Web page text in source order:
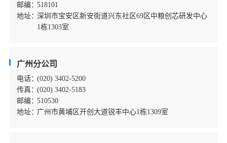
邮编：518101
地址：深圳市宝安区新安街道兴东社区69区中粮创芯研发中心
1栋1303室
广州分公司
电话：(020) 3402-5200
传真：(020) 3402-5183
邮编：510530
地址：广州市黄埔区开创大道锐丰中心1栋1309室